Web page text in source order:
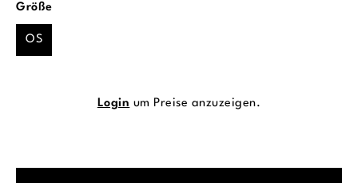
Größeauswählen
OS
Login um Preise anzuzeigen.